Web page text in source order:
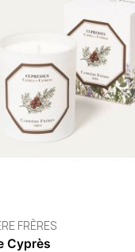
Parfumée Les Belles